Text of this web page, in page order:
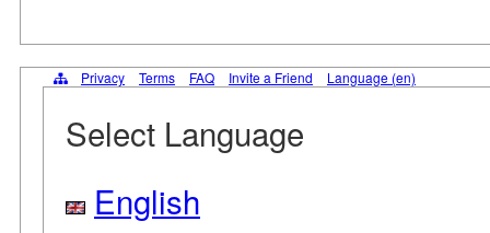
Privacy Terms FAQ Invite a Friend Language (en)
Select Language
English